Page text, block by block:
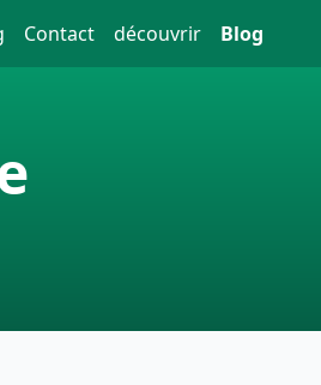
Contact découvrir Blog